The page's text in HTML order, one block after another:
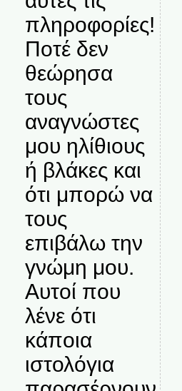
πληροφορίες!
Ποτέ δεν
θεώρησα
τους
αναγνώστες
μου ηλίθιους
ή βλάκες και
ότι μπορώ να
τους
επιβάλω την
γνώμη μου.
Αυτοί που
λένε ότι
κάποια
ιστολόγια